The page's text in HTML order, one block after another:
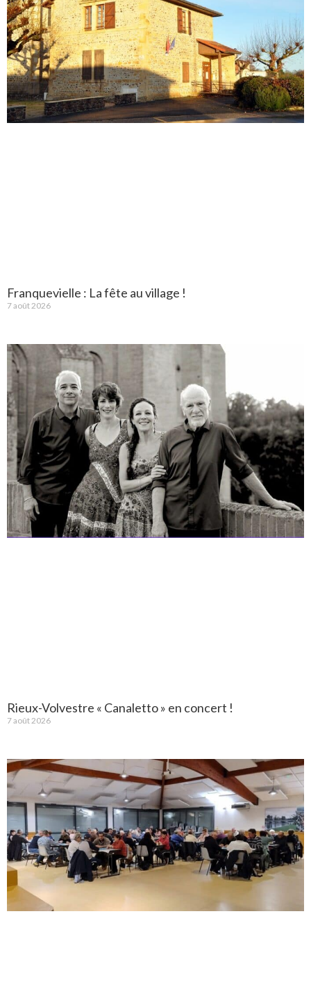
Franquevielle : La fête au village !
7 août 2026
Rieux-Volvestre « Canaletto » en concert !
7 août 2026